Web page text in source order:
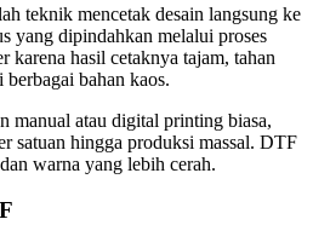
teknik mencetak desain langsung ke
yang dipindahkan melalui proses
karena hasil cetaknya tajam, tahan
bahan kaos.
manual atau digital printing biasa,
satuan hingga produksi massal. DTF
warna yang lebih cerah.